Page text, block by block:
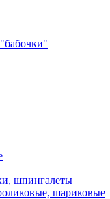
шпингалеты
шариковые